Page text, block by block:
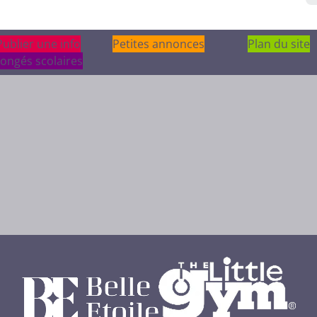
une info
une info
Petites annonces
Plan du site
scolaires